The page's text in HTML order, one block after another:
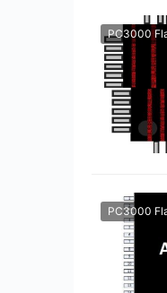
PC3000
PC3000